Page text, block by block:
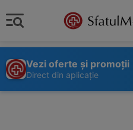
Vezi oferte și promoții
Direct din aplicație